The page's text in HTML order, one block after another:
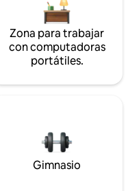
Zona para trabajar
con computadoras
portátiles.
Gimnasio